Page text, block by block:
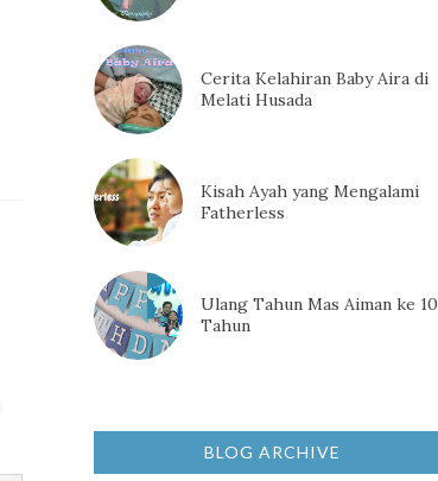
Cerita Kelahiran Baby Aira di
Melati Husada
Kisah Ayah yang Mengalami
Fatherless
Ulang Tahun Mas Aiman ke 10
Tahun
BLOG ARCHIVE